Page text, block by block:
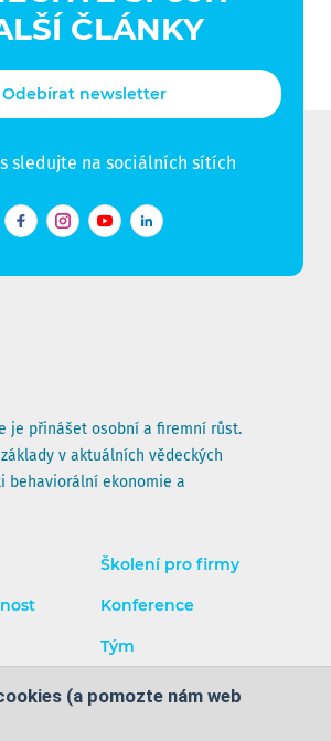
ČLÁNKY
Odebírat newsletter
sledujte na sociálních sítích
FacebookInstagramYouTubeLinkedIn
je přinášet osobní a firemní růst.
v aktuálních vědeckých
behaviorální ekonomie a
Školení pro firmy
Konference
Tým
Kontakty
(a pomozte nám web